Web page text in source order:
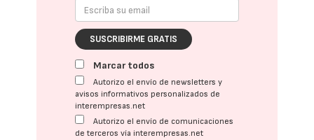
SUSCRIBIRME GRATIS
Marcar todos
Autorizo el envío de newsletters y
avisos informativos personalizados de
interempresas.net
Autorizo el envío de comunicaciones
de terceros vía interempresas.net